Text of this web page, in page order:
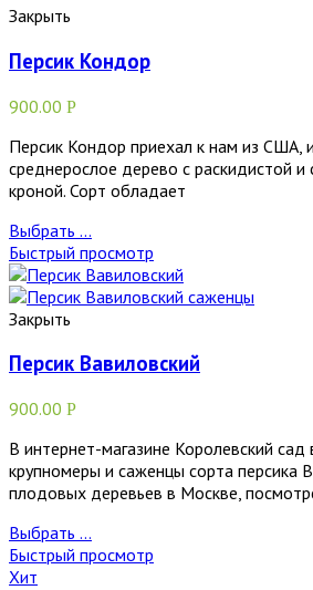
Закрыть
Персик Кондор
900.00 Р
Персик Кондор приехал к нам из США,
среднерослое дерево с раскидистой и
кроной. Сорт обладает
Выбрать ...
Быстрый просмотр
Закрыть
Персик Вавиловский
900.00 Р
В интернет-магазине Королевский
крупномеры и саженцы сорта персика
плодовых деревьев в Москве,
Выбрать ...
Быстрый просмотр
Хит